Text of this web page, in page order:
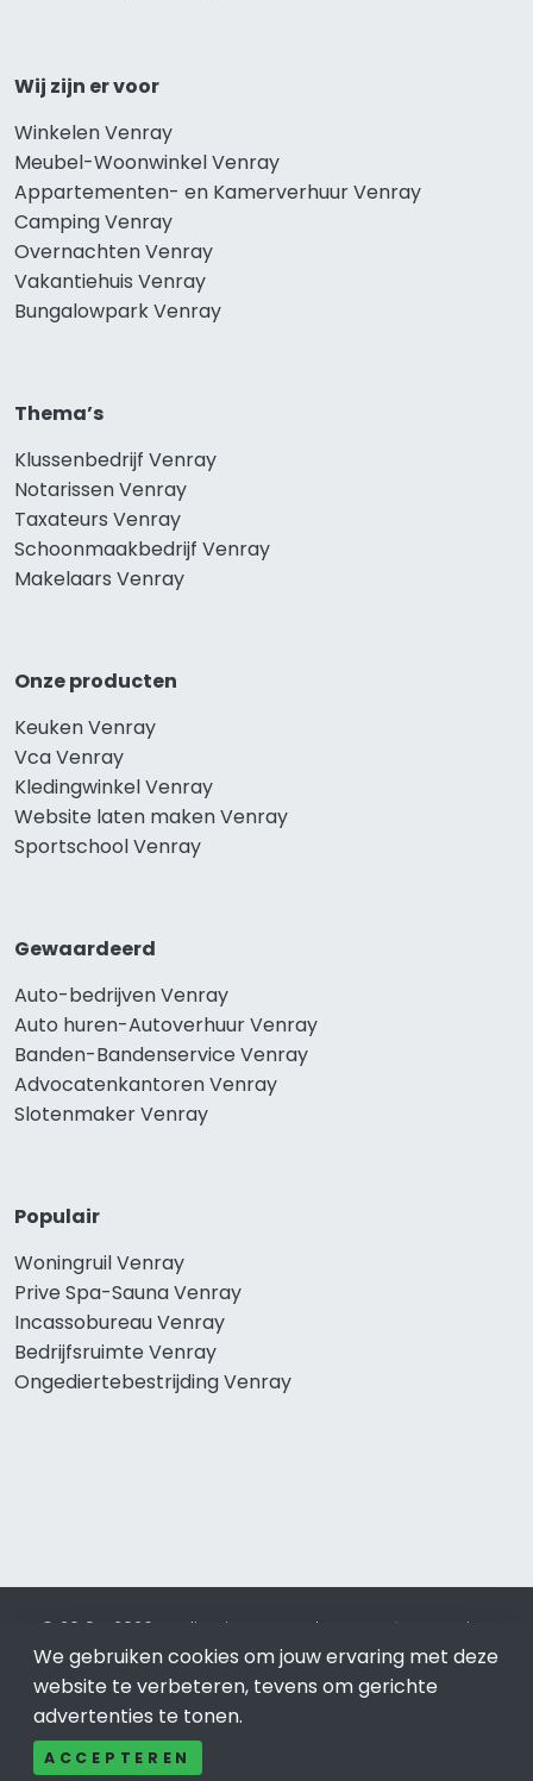
Wij zijn er voor
Winkelen Venray
Meubel-Woonwinkel Venray
Appartementen- en Kamerverhuur Venray
Camping Venray
Overnachten Venray
Vakantiehuis Venray
Bungalowpark Venray
Thema’s
Klussenbedrijf Venray
Notarissen Venray
Taxateurs Venray
Schoonmaakbedrijf Venray
Makelaars Venray
Onze producten
Keuken Venray
Vca Venray
Kledingwinkel Venray
Website laten maken Venray
Sportschool Venray
Gewaardeerd
Auto-bedrijven Venray
Auto huren-Autoverhuur Venray
Banden-Bandenservice Venray
Advocatenkantoren Venray
Slotenmaker Venray
Populair
Woningruil Venray
Prive Spa-Sauna Venray
Incassobureau Venray
Bedrijfsruimte Venray
Ongediertebestrijding Venray
© 2019 - 2026 Realisatie en SEO door SEO-bureau
Lion
Internet. Betaal alleen voor bewezen resultaten?SEO
optimalisatie No Cure No Pay.Venrayis onderdeel van Lion
Internet.
We gebruiken cookies om jouw ervaring met deze
website te verbeteren, tevens om gerichte
advertenties te tonen.
ACCEPTEREN